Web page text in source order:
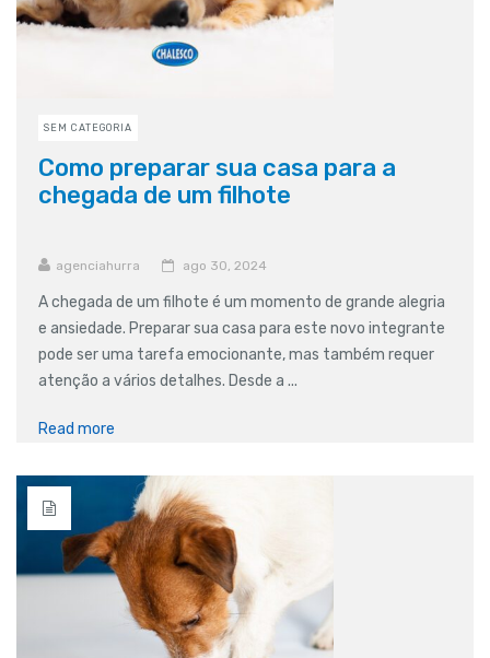
SEM CATEGORIA
Como preparar sua casa para a
chegada de um filhote
agenciahurra ago 30, 2024
A chegada de um filhote é um momento de grande alegria
e ansiedade. Preparar sua casa para este novo integrante
pode ser uma tarefa emocionante, mas também requer
atenção a vários detalhes. Desde a ...
Read more